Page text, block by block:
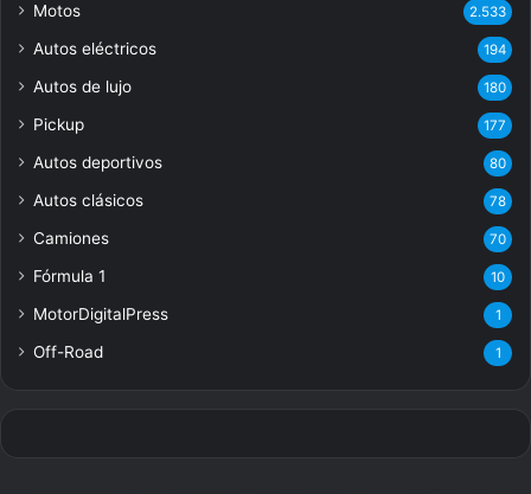
Motos 2.533
Autos eléctricos 194
Autos de lujo 180
Pickup 177
Autos deportivos 80
Autos clásicos 78
Camiones 70
Fórmula 1 10
MotorDigitalPress 1
Off-Road 1